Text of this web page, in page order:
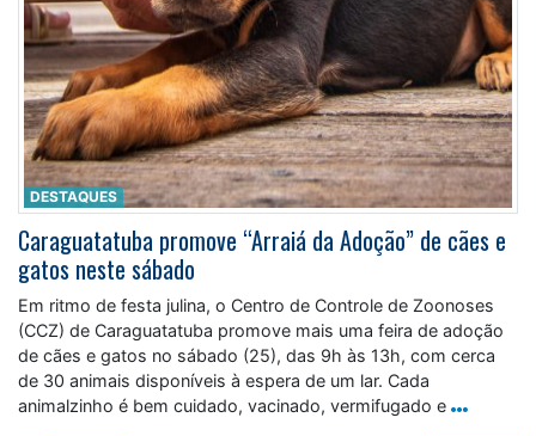
DESTAQUES
Caraguatatuba promove “Arraiá da Adoção” de cães e
gatos neste sábado
Em ritmo de festa julina, o Centro de Controle de Zoonoses
(CCZ) de Caraguatatuba promove mais uma feira de adoção
de cães e gatos no sábado (25), das 9h às 13h, com cerca
de 30 animais disponíveis à espera de um lar. Cada
animalzinho é bem cuidado, vacinado, vermifugado e